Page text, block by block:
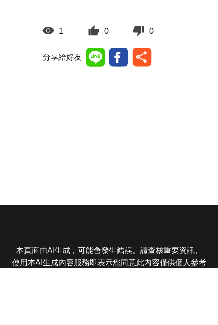
1 0 0
分享給好友
本頁面由AI生成，可能會發生錯誤。請查核重要資訊。
使用本AI生成內容服務即表示您同意此內容僅供個人參考